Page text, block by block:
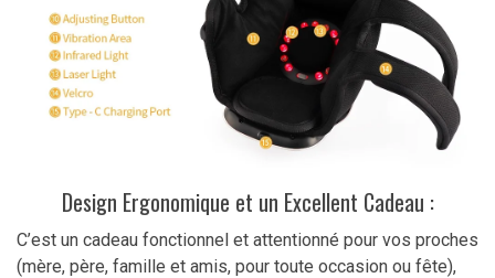
Design Ergonomique et un Excellent Cadeau :
C’est un cadeau fonctionnel et attentionné pour vos proches
(mère, père, famille et amis, pour toute occasion ou fête),